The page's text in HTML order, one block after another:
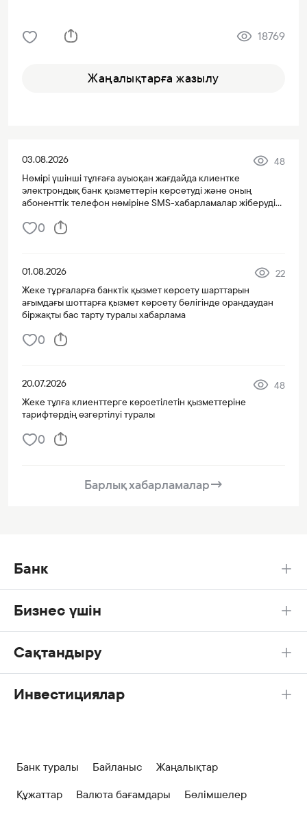
18769
Жаңалықтарға жазылу
03.08.2026
48
Нөмірі үшінші тұлғаға ауысқан жағдайда клиентке
электрондық банк қызметтерін көрсетуді және оның
абоненттік телефон нөміріне SMS-хабарламалар жіберуді
0
01.08.2026
22
Жеке тұрғаларға банктік қызмет көрсету шарттарын
ағымдағы шоттарға қызмет көрсету бөлігінде орандаудан
біржақты бас тарту туралы хабарлама
0
20.07.2026
48
Жеке тұлға клиенттерге көрсетілетін қызметтеріне
тарифтердің өзгертілуі туралы
0
Барлық хабарламалар→
Банк
Бизнес үшін
Сақтандыру
Инвестициялар
Банк туралы Байланыс
Жаңалықтар
Құжаттар
Валюта бағамдары
Бөлімшелер